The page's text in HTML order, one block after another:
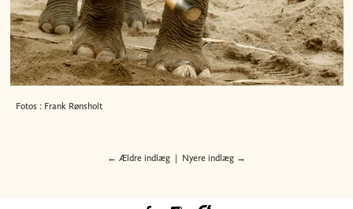
Fotos : Frank Rønsholt
← Ældre indlæg | Nyere indlæg →